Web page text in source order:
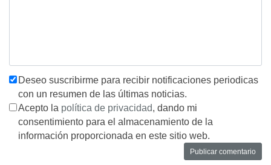
Deseo suscribirme para recibir notificaciones periodicas
con un resumen de las últimas noticias.
Acepto la política de privacidad, dando mi
consentimiento para el almacenamiento de la
información proporcionada en este sitio web.